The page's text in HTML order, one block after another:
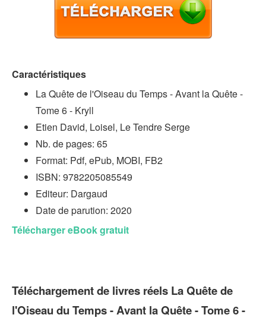
Caractéristiques
La Quête de l'Oiseau du Temps - Avant la Quête -
Tome 6 - Kryll
Etien David, Loisel, Le Tendre Serge
Nb. de pages: 65
Format: Pdf, ePub, MOBI, FB2
ISBN: 9782205085549
Editeur: Dargaud
Date de parution: 2020
Télécharger eBook gratuit
Téléchargement de livres réels La Quête de
l'Oiseau du Temps - Avant la Quête - Tome 6 -